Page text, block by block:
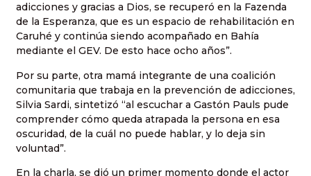
adicciones y gracias a Dios, se recuperó en la Fazenda
de la Esperanza, que es un espacio de rehabilitación en
Caruhé y continúa siendo acompañado en Bahía
mediante el GEV. De esto hace ocho años”.
Por su parte, otra mamá integrante de una coalición
comunitaria que trabaja en la prevención de adicciones,
Silvia Sardi, sintetizó “al escuchar a Gastón Pauls pude
comprender cómo queda atrapada la persona en esa
oscuridad, de la cuál no puede hablar, y lo deja sin
voluntad”.
En la charla, se dió un primer momento donde el actor